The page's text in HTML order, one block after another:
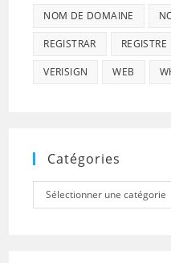
NOM DE DOMAINE
REGISTRAR REGISTRE
VERISIGN WEB
Catégories
Catégories
Sélectionner une catégorie